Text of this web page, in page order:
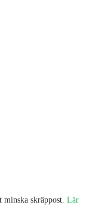
skräppost.